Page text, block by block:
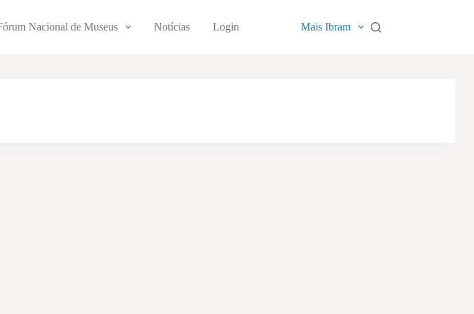
Nacional de Museus Notícias Login Mais Ibram